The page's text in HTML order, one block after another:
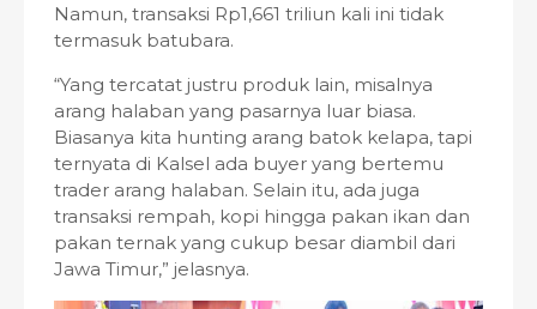
Namun, transaksi Rp1,661 triliun kali ini tidak
termasuk batubara.
“Yang tercatat justru produk lain, misalnya
arang halaban yang pasarnya luar biasa.
Biasanya kita hunting arang batok kelapa, tapi
ternyata di Kalsel ada buyer yang bertemu
trader arang halaban. Selain itu, ada juga
transaksi rempah, kopi hingga pakan ikan dan
pakan ternak yang cukup besar diambil dari
Jawa Timur,” jelasnya.